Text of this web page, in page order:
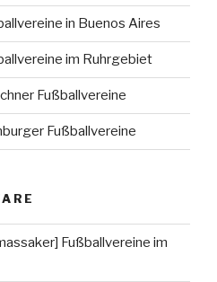
in Buenos Aires
im Ruhrgebiet
Fußballvereine
Fußballvereine
Fußballvereine im